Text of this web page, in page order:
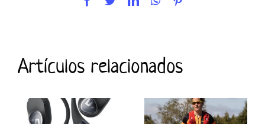
Artículos relacionados